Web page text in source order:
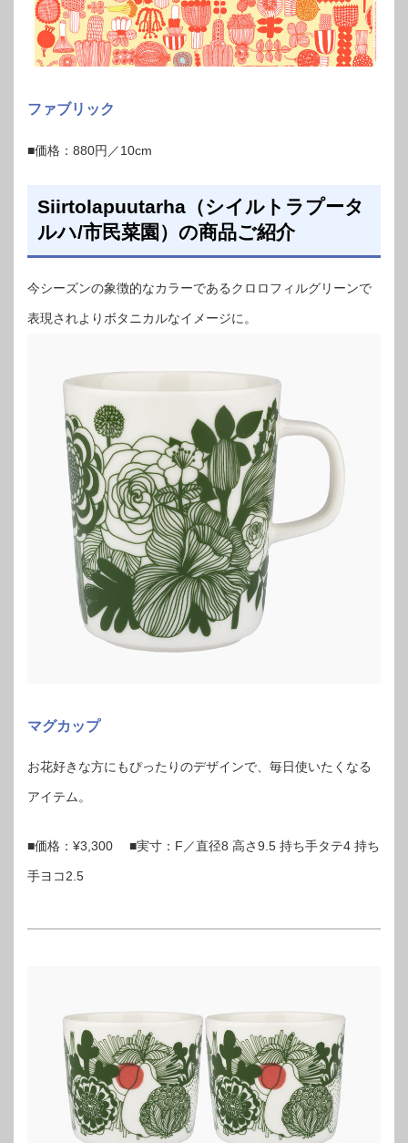
ファブリック
■価格：880円／10cm
Siirtolapuutarha（シイルトラプータ
ルハ/市民菜園）の商品ご紹介
今シーズンの象徴的なカラーであるクロロフィルグリーンで
表現されよりボタニカルなイメージに。
マグカップ
お花好きな方にもぴったりのデザインで、毎日使いたくなる
アイテム。
■価格：¥3,300 ■実寸：F／直径8 高さ9.5 持ち手タテ4 持ち
手ヨコ2.5